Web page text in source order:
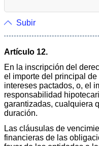
Subir
Artículo 12.
En la inscripción del
el importe del principal
intereses pactados, o, el
responsabilidad
garantizadas, cualquiera
duración.
Las cláusulas de
financieras de las